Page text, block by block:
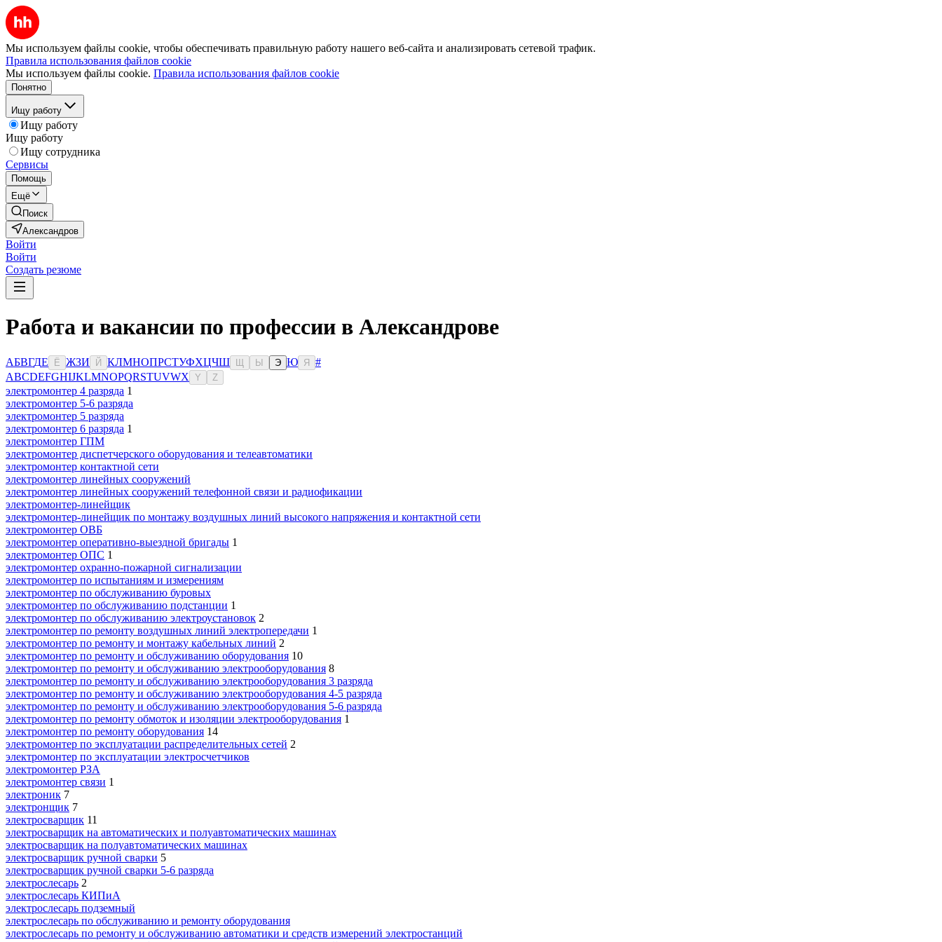
Мы используем файлы cookie, чтобы обеспечивать правильную работу нашего веб-сайта и анализировать сетевой трафик.
Правила использования файлов cookie
Мы используем файлы cookie. Правила использования файлов cookie
Понятно
Ищу работу
Ищу работу
Ищу работу
Ищу сотрудника
Сервисы
Помощь
Ещё
Поиск
Александров
Войти
Войти
Создать резюме
Работа и вакансии по профессии в Александрове
АБВГДЕ Ё ЖЗИ Й КЛМНОПРСТУФХЦЧШ Ы Э Ю Я
#
ABCDEFGHIJKLMNOPQRSTUVWX Y Z
электромонтер 4 разряда 1
электромонтер 5-6 разряда
электромонтер 5 разряда
электромонтер 6 разряда 1
электромонтер ГПМ
электромонтер диспетчерского оборудования и телеавтоматики
электромонтер контактной сети
электромонтер линейных сооружений
электромонтер линейных сооружений телефонной связи и радиофикации
электромонтер-линейщик
электромонтер-линейщик по монтажу воздушных линий высокого напряжения и контактной сети
электромонтер ОВБ
электромонтер оперативно-выездной бригады 1
электромонтер ОПС 1
электромонтер охранно-пожарной сигнализации
электромонтер по испытаниям и измерениям
электромонтер по обслуживанию буровых
электромонтер по обслуживанию подстанции 1
электромонтер по обслуживанию электроустановок 2
электромонтер по ремонту воздушных линий электропередачи 1
электромонтер по ремонту и монтажу кабельных линий 2
электромонтер по ремонту и обслуживанию оборудования 10
электромонтер по ремонту и обслуживанию электрооборудования 8
электромонтер по ремонту и обслуживанию электрооборудования 3 разряда
электромонтер по ремонту и обслуживанию электрооборудования 4-5 разряда
электромонтер по ремонту и обслуживанию электрооборудования 5-6 разряда
электромонтер по ремонту обмоток и изоляции электрооборудования 1
электромонтер по ремонту оборудования 14
электромонтер по эксплуатации распределительных сетей 2
электромонтер по эксплуатации электросчетчиков
электромонтер РЗА
электромонтер связи 1
электроник 7
электронщик 7
электросварщик 11
электросварщик на автоматических и полуавтоматических машинах
электросварщик на полуавтоматических машинах
электросварщик ручной сварки 5
электросварщик ручной сварки 5-6 разряда
электрослесарь 2
электрослесарь КИПиА
электрослесарь подземный
электрослесарь по обслуживанию и ремонту оборудования
электрослесарь по ремонту и обслуживанию автоматики и средств измерений электростанций